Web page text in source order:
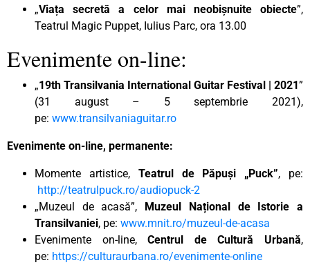
„Viața secretă a celor mai neobișnuite obiecte”,
Teatrul Magic Puppet, Iulius Parc, ora 13.00
Evenimente on-line:
„19th Transilvania International Guitar Festival | 2021”
(31 august – 5 septembrie 2021),
pe: www.transilvaniaguitar.ro
Evenimente on-line, permanente:
Momente artistice, Teatrul de Păpuși „Puck”, pe:
http://teatrulpuck.ro/audiopuck-2
„Muzeul de acasă”, Muzeul Național de Istorie a
Transilvaniei, pe: www.mnit.ro/muzeul-de-acasa
Evenimente on-line,Centrul de Cultură Urbană,
pe: https://culturaurbana.ro/evenimente-online